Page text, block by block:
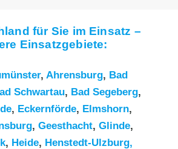
für Sie im Einsatz –
Einsatzgebiete:
, Ahrensburg, Bad
Schwartau, Bad Segeberg,
, Eckernförde, Elmshorn,
, Geesthacht, Glinde,
, Heide, Henstedt-Ulzburg,